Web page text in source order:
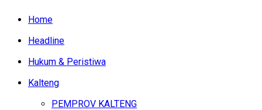
Home
Headline
Hukum & Peristiwa
Kalteng
PEMPROV KALTENG